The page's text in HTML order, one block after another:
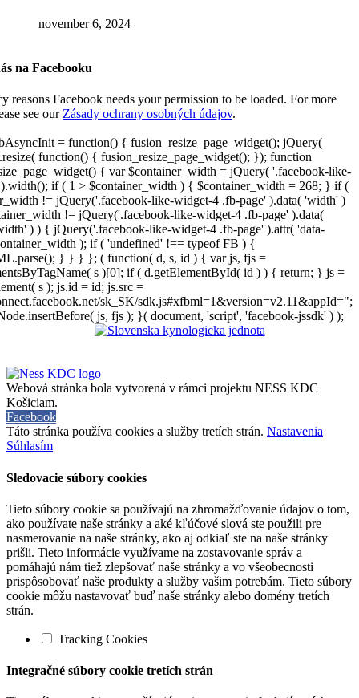
november 6, 2024
na Facebooku
reasons Facebook needs your permission to be loaded. For more
see our Zásady ochrany osobných údajov.
= function() { fusion_resize_page_widget(); jQuery(
function() { fusion_resize_page_widget(); }); function
{ var $container_width = jQuery( '.facebook-like-
if ( 1 > $container_width ) { $container_width = 268; } if (
!= jQuery('.facebook-like-widget-4 .fb-page' ).data( 'width' )
!= jQuery('.facebook-like-widget-4 .fb-page' ).data(
) ) { jQuery('.facebook-like-widget-4 .fb-page' ).attr( 'data-
); if ( 'undefined' !== typeof FB ) {
} } } }; ( function( d, s, id ) { var js, fjs =
s )[0]; if ( d.getElementById( id ) ) { return; } js =
s ); js.id = id; js.src =
sk_SK/sdk.js#xfbml=1&version=v2.11&appId=";
js, fjs ); }( document, 'script', 'facebook-jssdk' ) );
Webová stránka bola vytvorená v rámci projektu NESS KDC
Košiciam.
Facebook
Táto stránka používa cookies a služby tretích strán. Nastavenia
Súhlasím
Sledovacie súbory cookies
Tieto súbory cookie sa používajú na zhromažďovanie údajov o tom,
ako používate naše stránky a aké kľúčové slová ste použili pre
nasmerovanie na naše stránky, ako aj odkiaľ ste na naše stránky
prišli. Tieto informácie využívame na zostavovanie správ a
pomáhajú nám tiež zlepšovať naše stránky a vo všeobecnosti
prispôsobovať naše produkty a služby vašim potrebám. Tieto súbory
cookie môžu nastavovať buď naše stránky alebo domény tretích
strán.
Tracking Cookies
Integračné súbory cookie tretích strán